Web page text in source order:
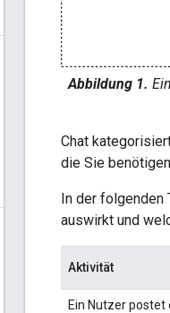
Abbildung 1.
Chat
die Sie
In der folgenden
auswirkt und
Aktivität
Ein Nutzer postet